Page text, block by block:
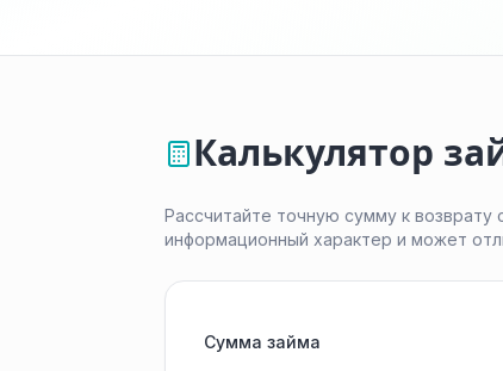
Калькулятор
Рассчитайте точную сумму к возврату
информационный характер и может
Сумма займа